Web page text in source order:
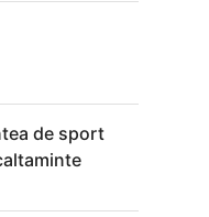
de sport